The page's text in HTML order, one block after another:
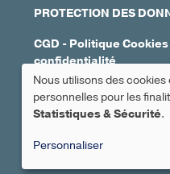
PROTECTION DES
CGD - Politique Cookies
confidentialité
Réalisation : Ascomedia
Utilisation
des
Nous utilisons des
personnelles pour les
Statistiques & Sécurité.
Personnaliser